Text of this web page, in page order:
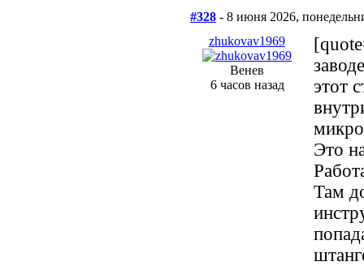
#328 - 8 июня 2026,
zhukovav1969
Венев
6 часов назад
этот
Это
Там